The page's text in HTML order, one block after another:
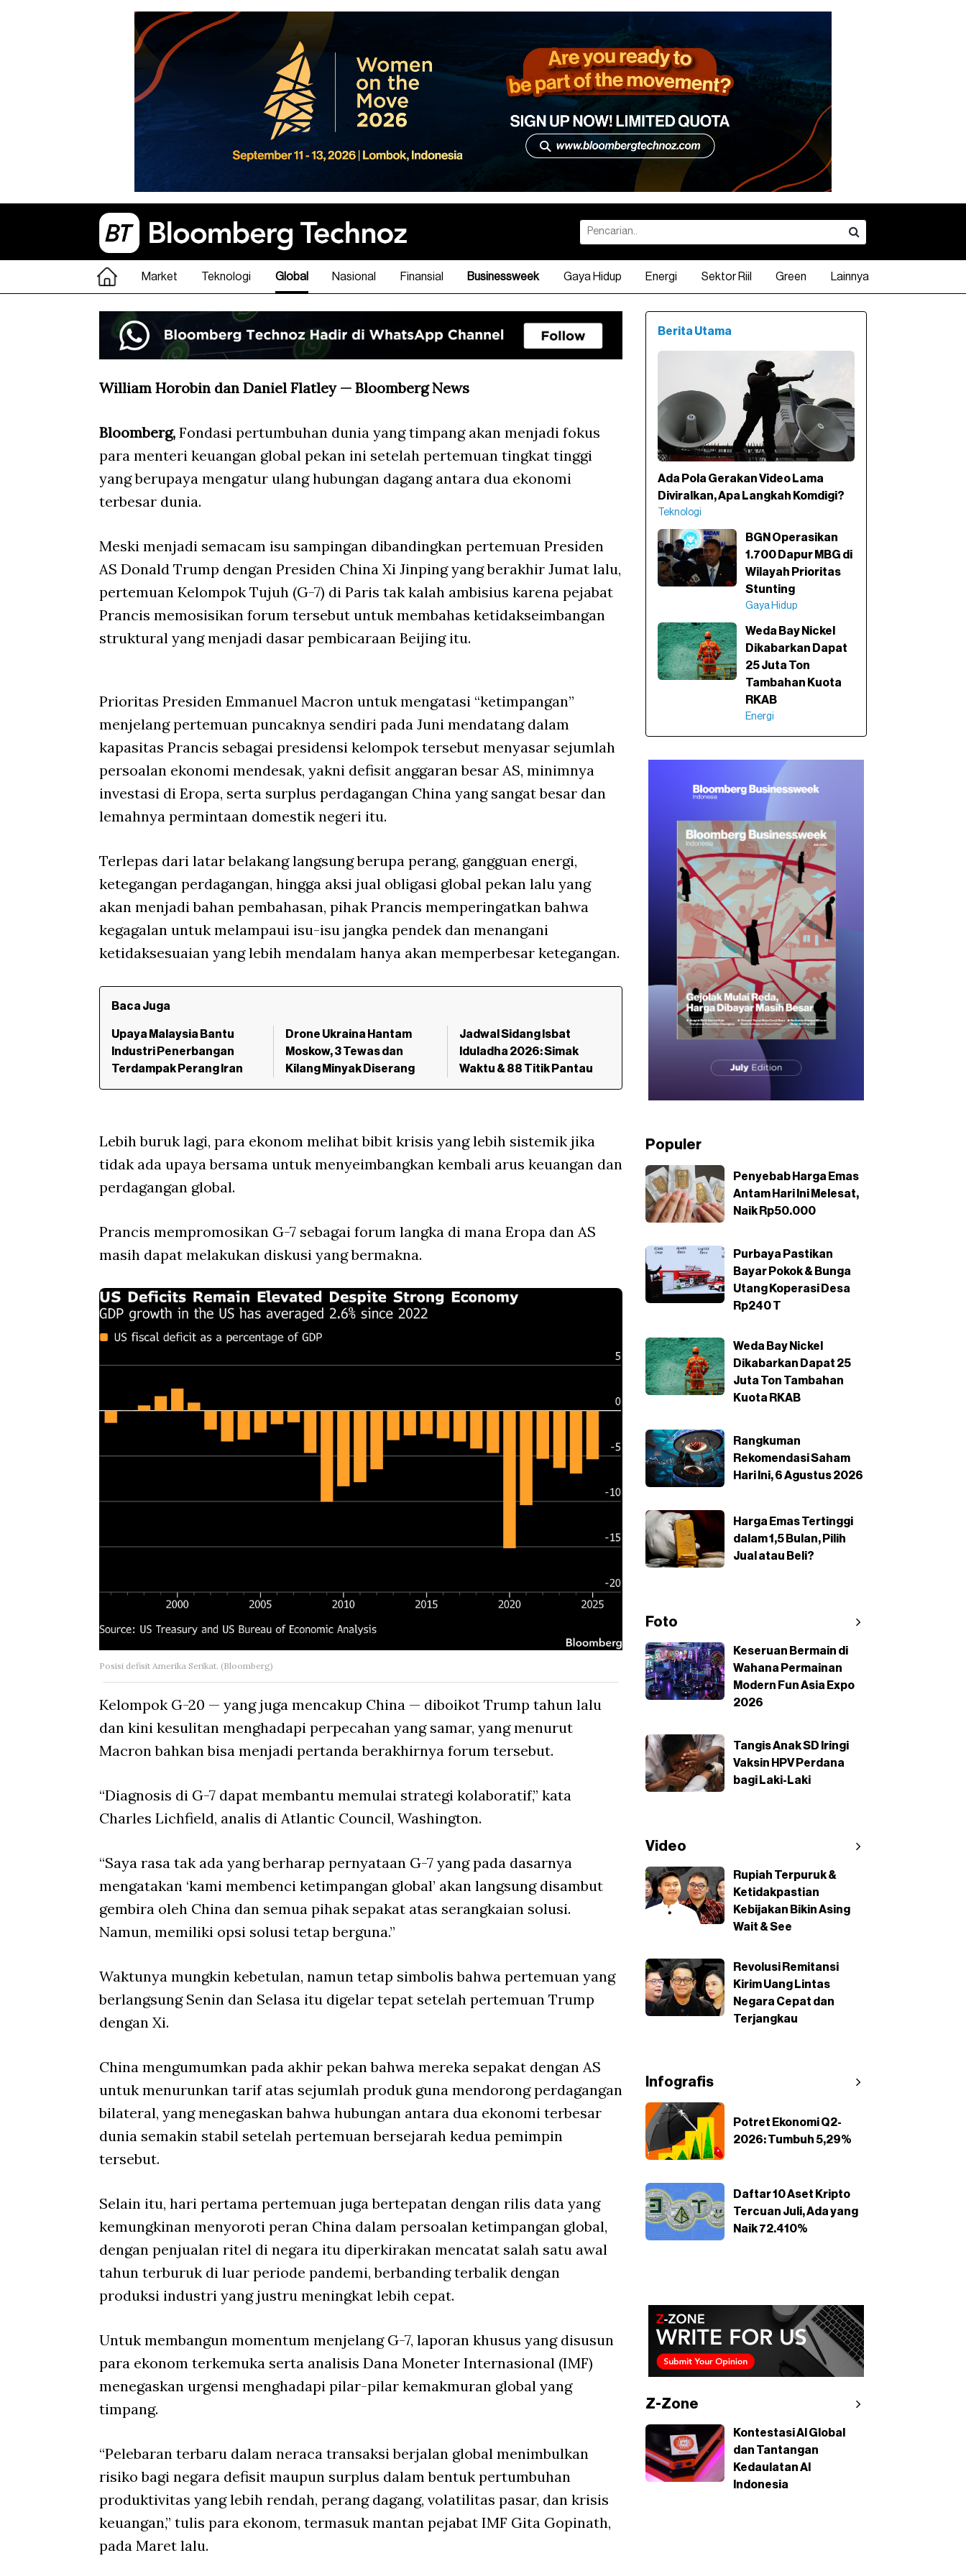
Market Teknologi Global Nasional Finansial Businessweek Gaya Hidup Energi Sektor Riil Green Lainnya
William Horobin dan Daniel Flatley — Bloomberg News
Bloomberg, Fondasi pertumbuhan dunia yang timpang akan menjadi fokus
para menteri keuangan global pekan ini setelah pertemuan tingkat tinggi
yang berupaya mengatur ulang hubungan dagang antara dua ekonomi
terbesar dunia.
Meski menjadi semacam isu sampingan dibandingkan pertemuan Presiden
AS Donald Trump dengan Presiden China Xi Jinping yang berakhir Jumat lalu,
pertemuan Kelompok Tujuh (G-7) di Paris tak kalah ambisius karena pejabat
Prancis memosisikan forum tersebut untuk membahas ketidakseimbangan
struktural yang menjadi dasar pembicaraan Beijing itu.
Prioritas Presiden Emmanuel Macron untuk mengatasi “ketimpangan”
menjelang pertemuan puncaknya sendiri pada Juni mendatang dalam
kapasitas Prancis sebagai presidensi kelompok tersebut menyasar sejumlah
persoalan ekonomi mendesak, yakni defisit anggaran besar AS, minimnya
investasi di Eropa, serta surplus perdagangan China yang sangat besar dan
lemahnya permintaan domestik negeri itu.
Terlepas dari latar belakang langsung berupa perang, gangguan energi,
ketegangan perdagangan, hingga aksi jual obligasi global pekan lalu yang
akan menjadi bahan pembahasan, pihak Prancis memperingatkan bahwa
kegagalan untuk melampaui isu-isu jangka pendek dan menangani
ketidaksesuaian yang lebih mendalam hanya akan memperbesar ketegangan.
Baca Juga
Upaya Malaysia Bantu
Industri Penerbangan
Terdampak Perang Iran
Drone Ukraina Hantam
Moskow, 3 Tewas dan
Kilang Minyak Diserang
Jadwal Sidang Isbat
Iduladha 2026: Simak
Waktu & 88 Titik Pantau
Lebih buruk lagi, para ekonom melihat bibit krisis yang lebih sistemik jika
tidak ada upaya bersama untuk menyeimbangkan kembali arus keuangan dan
perdagangan global.
Prancis mempromosikan G-7 sebagai forum langka di mana Eropa dan AS
masih dapat melakukan diskusi yang bermakna.
Posisi defisit Amerika Serikat. (Bloomberg)
Kelompok G-20 — yang juga mencakup China — diboikot Trump tahun lalu
dan kini kesulitan menghadapi perpecahan yang samar, yang menurut
Macron bahkan bisa menjadi pertanda berakhirnya forum tersebut.
“Diagnosis di G-7 dapat membantu memulai strategi kolaboratif,” kata
Charles Lichfield, analis di Atlantic Council, Washington.
“Saya rasa tak ada yang berharap pernyataan G-7 yang pada dasarnya
mengatakan ‘kami membenci ketimpangan global’ akan langsung disambut
gembira oleh China dan semua pihak sepakat atas serangkaian solusi.
Namun, memiliki opsi solusi tetap berguna.”
Waktunya mungkin kebetulan, namun tetap simbolis bahwa pertemuan yang
berlangsung Senin dan Selasa itu digelar tepat setelah pertemuan Trump
dengan Xi.
China mengumumkan pada akhir pekan bahwa mereka sepakat dengan AS
untuk menurunkan tarif atas sejumlah produk guna mendorong perdagangan
bilateral, yang menegaskan bahwa hubungan antara dua ekonomi terbesar
dunia semakin stabil setelah pertemuan bersejarah kedua pemimpin
tersebut.
Selain itu, hari pertama pertemuan juga bertepatan dengan rilis data yang
kemungkinan menyoroti peran China dalam persoalan ketimpangan global,
dengan penjualan ritel di negara itu diperkirakan mencatat salah satu awal
tahun terburuk di luar periode pandemi, berbanding terbalik dengan
produksi industri yang justru meningkat lebih cepat.
Untuk membangun momentum menjelang G-7, laporan khusus yang disusun
para ekonom terkemuka serta analisis Dana Moneter Internasional (IMF)
menegaskan urgensi menghadapi pilar-pilar kemakmuran global yang
timpang.
“Pelebaran terbaru dalam neraca transaksi berjalan global menimbulkan
risiko bagi negara defisit maupun surplus dalam bentuk pertumbuhan
produktivitas yang lebih rendah, perang dagang, volatilitas pasar, dan krisis
keuangan,” tulis para ekonom, termasuk mantan pejabat IMF Gita Gopinath,
pada Maret lalu.
Berita Utama
Ada Pola Gerakan Video Lama
Diviralkan, Apa Langkah Komdigi?
Teknologi
BGN Operasikan
1.700 Dapur MBG di
Wilayah Prioritas
Stunting
Gaya Hidup
Weda Bay Nickel
Dikabarkan Dapat
25 Juta Ton
Tambahan Kuota
RKAB
Energi
Populer
Penyebab Harga Emas
Antam Hari Ini Melesat,
Naik Rp50.000
Purbaya Pastikan
Bayar Pokok & Bunga
Utang Koperasi Desa
Rp240 T
Weda Bay Nickel
Dikabarkan Dapat 25
Juta Ton Tambahan
Kuota RKAB
Rangkuman
Rekomendasi Saham
Hari Ini, 6 Agustus 2026
Harga Emas Tertinggi
dalam 1,5 Bulan, Pilih
Jual atau Beli?
Foto
Keseruan Bermain di
Wahana Permainan
Modern Fun Asia Expo
2026
Tangis Anak SD Iringi
Vaksin HPV Perdana
bagi Laki-Laki
Video
Rupiah Terpuruk &
Ketidakpastian
Kebijakan Bikin Asing
Wait & See
Revolusi Remitansi
Kirim Uang Lintas
Negara Cepat dan
Terjangkau
Infografis
Potret Ekonomi Q2-
2026: Tumbuh 5,29%
Daftar 10 Aset Kripto
Tercuan Juli, Ada yang
Naik 72.410%
Z-Zone
Kontestasi AI Global
dan Tantangan
Kedaulatan AI
Indonesia